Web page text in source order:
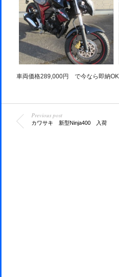
車両価格289,000円 で今なら即納OK
Previous post
カワサキ 新型Ninja400 入荷